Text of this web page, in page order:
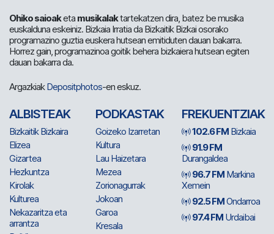
Ohiko saioaketa musikalaktartekatzen dira, batez be musika
euskalduna eskeiniz. Bizkaia Irratia da Bizkaitik Bizkai osorako
programazino guztia euskera hutsean emitiduten dauan bakarra.
Horrez gain, programazinoa goitik behera bizkaiera hutsean egiten
dauan bakarra da.
ArgazkiakDepositphotos-en eskuz.
ALBISTEAK
Bizkaitik Bizkaira
Elizea
Gizartea
Hezkuntza
Kirolak
Kulturea
Nekazaritza eta
arrantza
PODKASTAK
Goizeko Izarretan
Kultura
Lau Haizetara
Mezea
Zorionagurrak
Jokoan
Garoa
Kresala
FREKUENTZIAK
102.6 FM Bizkaia
91.9 FM
Durangaldea
96.7 FM Markina
Xemein
92.5 FMOndarroa
97.4 FM Urdaibai